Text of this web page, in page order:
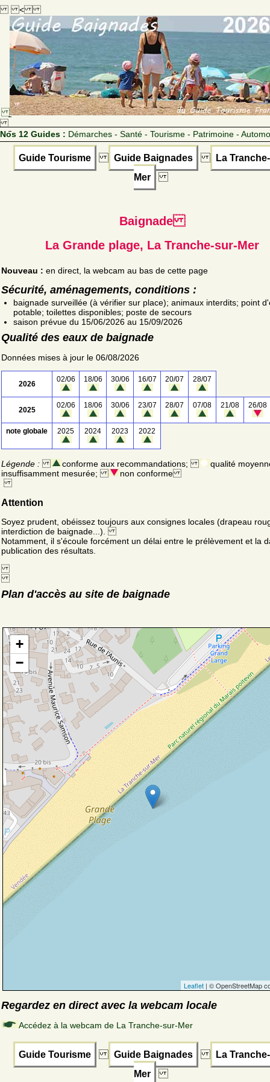
<
Nos 12 Guides : Démarches - Santé - Tourisme - Patrimoine -
Guide Tourisme Guide Baignades
La
Mer
Baignade
La Grande plage, La Tranche-sur-Mer
Nouveau : en direct, la webcam au bas de cette page
Sécurité, aménagements, conditions :
baignade surveillée (à vérifier sur place); animaux interdits; point
potable; toilettes disponibles; poste de secours
saison prévue du 15/06/2026 au 15/09/2026
Qualité des eaux de baignade
Données mises à jour le 06/08/2026
2026
02/06 18/06 30/06 16/07 20/07 28/07
2025
02/06 18/06 30/06 23/07 28/07 07/08 21/08 26/08
note globale 2025 2024 2023 2022
Légende : conforme aux recommandations;
qualité
insuffisamment mesurée;
non conforme
Attention
Soyez prudent, obéissez toujours aux consignes locales (drapeau
interdiction de baignade...).
Notamment, il s'écoule forcément un délai entre le prélèvement et la
publication des résultats.
Plan d'accès au site de baignade
+
−
Leaflet | © OpenStreetMap
Regardez en direct avec la webcam locale
Accédez à la webcam de La Tranche-sur-Mer
Guide Tourisme Guide Baignades
La
Mer